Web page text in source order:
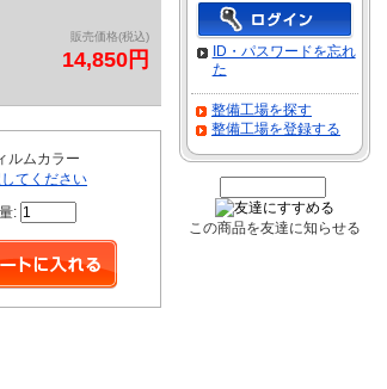
販売価格(税込)
14,850円
ルムカラー
てください
:
ID・パスワードを忘れ
た
整備工場を探す
整備工場を登録する
この商品を友達に知らせる